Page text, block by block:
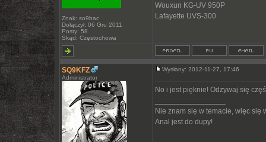
Znak: so9bac
Dołączył: 06 Gru 2011
Posty: 58
Skąd: Częstochowa
Wouxun KG-UV 950P
Lafayette UVS-300
SQ9KFZ
Administrator
Wysłany: 2012-11-27, 17:46
No i jest pięknie! Odzywaj się
Nie znam się w temacie, więc się
Anal jest do dupy!